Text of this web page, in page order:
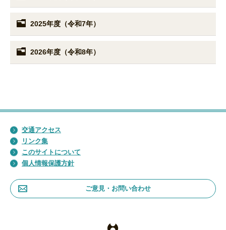
2025年度（令和7年）
2026年度（令和8年）
交通アクセス
リンク集
このサイトについて
個人情報保護方針
ご意見・お問い合わせ